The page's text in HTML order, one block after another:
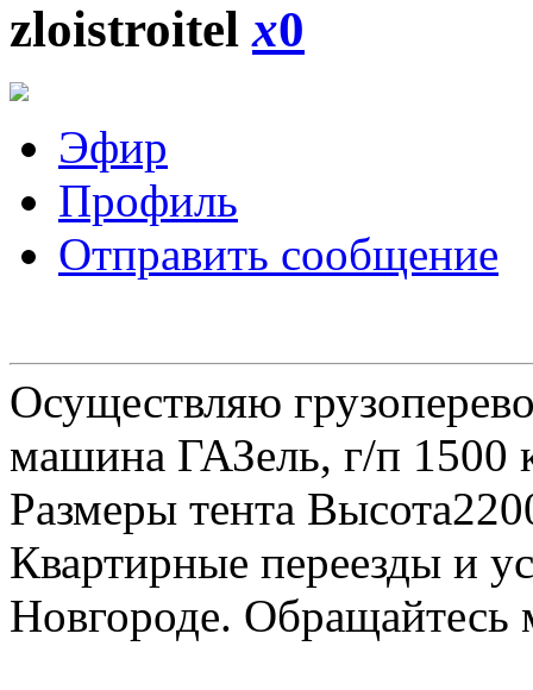
zloistroitelx0
Эфир
Профиль
Отправить сообщение
Осуществляю
машина ГАЗель, г/п 1500
Размеры тента
Квартирные переезды и
Новгороде.